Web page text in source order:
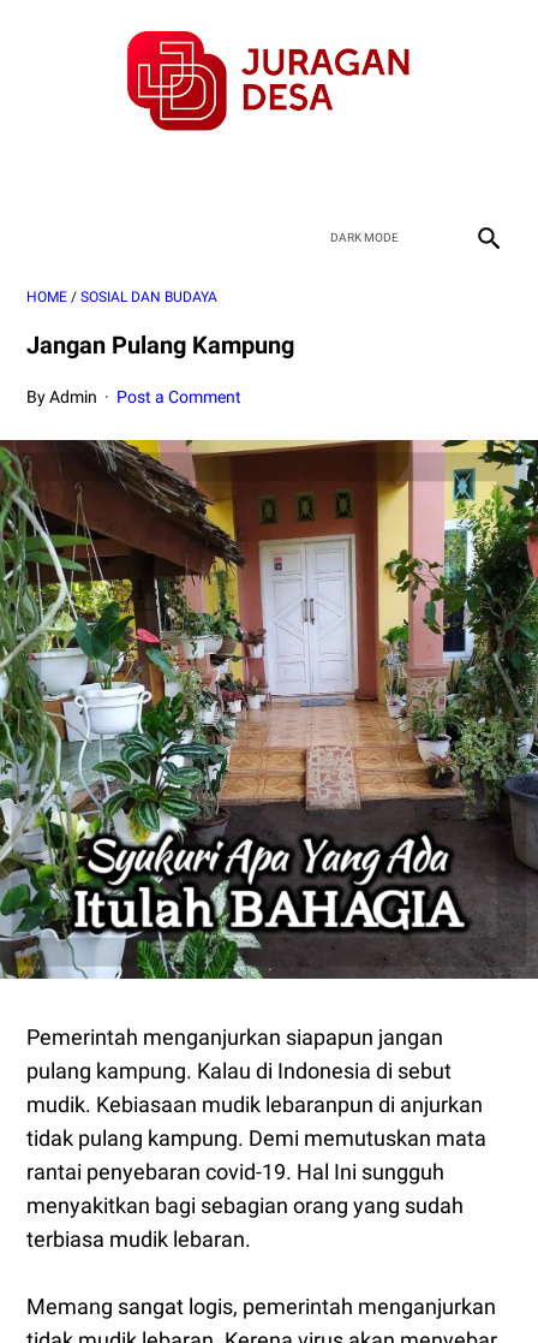
HOME / SOSIAL DAN BUDAYA
Jangan Pulang Kampung
By Admin Post a Comment
Pemerintah menganjurkan siapapun jangan
pulang kampung. Kalau di Indonesia di sebut
mudik. Kebiasaan mudik lebaranpun di anjurkan
tidak pulang kampung. Demi memutuskan mata
rantai penyebaran covid-19. Hal Ini sungguh
menyakitkan bagi sebagian orang yang sudah
terbiasa mudik lebaran.
Memang sangat logis, pemerintah menganjurkan